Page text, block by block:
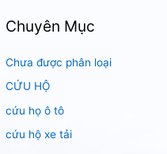
Chuyên Mục
Chưa được phân loại
CỨU HỘ
cứu họ ô tô
cứu hộ xe tải